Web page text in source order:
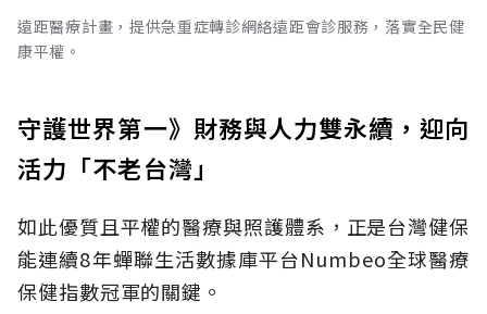
遠距醫療計畫，提供急重症轉診網絡遠距會診服務，落實全民健
康平權。
守護世界第一》財務與人力雙永續，迎向
活力「不老台灣」
如此優質且平權的醫療與照護體系，正是台灣健保
能連續8年蟬聯生活數據庫平台Numbeo全球醫療
保健指數冠軍的關鍵。